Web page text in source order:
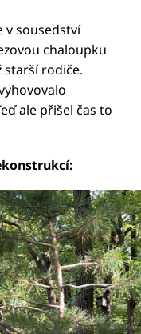
v sousedství
chaloupku
starší rodiče.
ale přišel čas to